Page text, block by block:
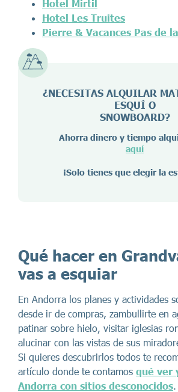
Hotel Mirtil
Hotel Les Truites
Pierre & Vacances Pas de
¿NECESITAS ALQUILAR
ESQUÍ O
SNOWBOARD?
Ahorra dinero y tiempo
aquí
¡Solo tienes que elegir la
Qué hacer en
vas a esquiar
En Andorra los planes y actividades
desde ir de compras, zambullirte en
patinar sobre hielo, visitar iglesias
alucinar con las vistas de sus
Si quieres descubrirlos todos te
artículo donde te contamos qué ver
Andorra con sitios desconocidos.